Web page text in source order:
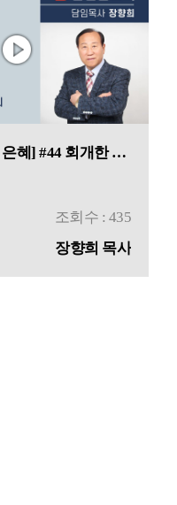
[창세기를 통한 은혜] #44 회개한 자의 참 마음
조회수 : 435
장향희 목사